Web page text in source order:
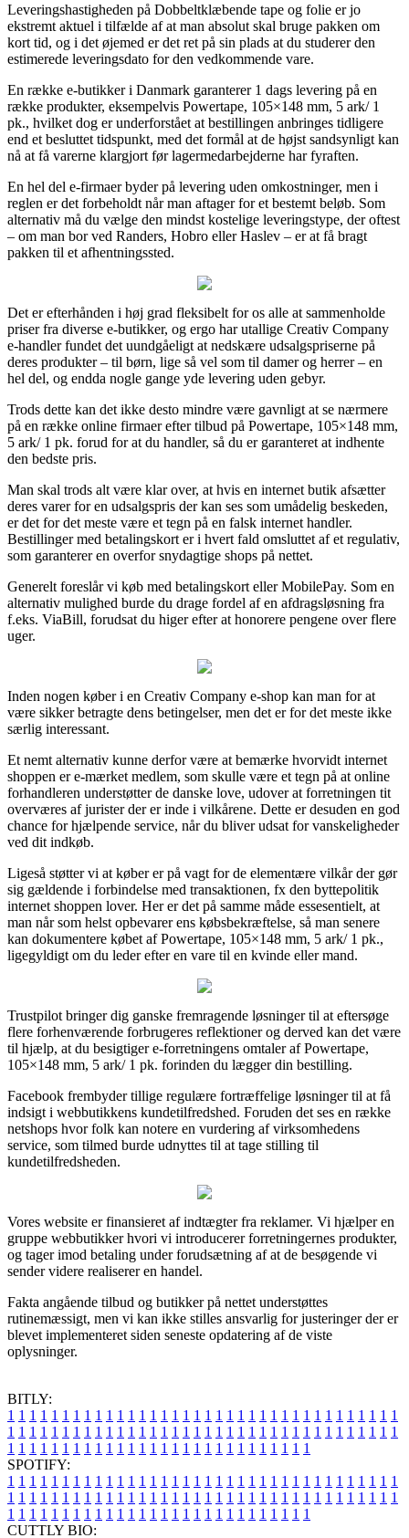
Leveringshastigheden på Dobbeltklæbende tape og folie er jo
ekstremt aktuel i tilfælde af at man absolut skal bruge pakken om
kort tid, og i det øjemed er det ret på sin plads at du studerer den
estimerede leveringsdato for den vedkommende vare.
En række e-butikker i Danmark garanterer 1 dags levering på en
række produkter, eksempelvis Powertape, 105×148 mm, 5 ark/ 1
pk., hvilket dog er underforstået at bestillingen anbringes tidligere
end et besluttet tidspunkt, med det formål at de højst sandsynligt kan
nå at få varerne klargjort før lagermedarbejderne har fyraften.
En hel del e-firmaer byder på levering uden omkostninger, men i
reglen er det forbeholdt når man aftager for et bestemt beløb. Som
alternativ må du vælge den mindst kostelige leveringstype, der oftest
– om man bor ved Randers, Hobro eller Haslev – er at få bragt
pakken til et afhentningssted.
Det er efterhånden i høj grad fleksibelt for os alle at sammenholde
priser fra diverse e-butikker, og ergo har utallige Creativ Company
e-handler fundet det uundgåeligt at nedskære udsalgspriserne på
deres produkter – til børn, lige så vel som til damer og herrer – en
hel del, og endda nogle gange yde levering uden gebyr.
Trods dette kan det ikke desto mindre være gavnligt at se nærmere
på en række online firmaer efter tilbud på Powertape, 105×148 mm,
5 ark/ 1 pk. forud for at du handler, så du er garanteret at indhente
den bedste pris.
Man skal trods alt være klar over, at hvis en internet butik afsætter
deres varer for en udsalgspris der kan ses som umådelig beskeden,
er det for det meste være et tegn på en falsk internet handler.
Bestillinger med betalingskort er i hvert fald omsluttet af et regulativ,
som garanterer en overfor snydagtige shops på nettet.
Generelt foreslår vi køb med betalingskort eller MobilePay. Som en
alternativ mulighed burde du drage fordel af en afdragsløsning fra
f.eks. ViaBill, forudsat du higer efter at honorere pengene over flere
uger.
Inden nogen køber i en Creativ Company e-shop kan man for at
være sikker betragte dens betingelser, men det er for det meste ikke
særlig interessant.
Et nemt alternativ kunne derfor være at bemærke hvorvidt internet
shoppen er e-mærket medlem, som skulle være et tegn på at online
forhandleren understøtter de danske love, udover at forretningen tit
overværes af jurister der er inde i vilkårene. Dette er desuden en god
chance for hjælpende service, når du bliver udsat for vanskeligheder
ved dit indkøb.
Ligeså støtter vi at køber er på vagt for de elementære vilkår der gør
sig gældende i forbindelse med transaktionen, fx den byttepolitik
internet shoppen lover. Her er det på samme måde essesentielt, at
man når som helst opbevarer ens købsbekræftelse, så man senere
kan dokumentere købet af Powertape, 105×148 mm, 5 ark/ 1 pk.,
ligegyldigt om du leder efter en vare til en kvinde eller mand.
Trustpilot bringer dig ganske fremragende løsninger til at eftersøge
flere forhenværende forbrugeres reflektioner og derved kan det være
til hjælp, at du besigtiger e-forretningens omtaler af Powertape,
105×148 mm, 5 ark/ 1 pk. forinden du lægger din bestilling.
Facebook frembyder tillige regulære fortræffelige løsninger til at få
indsigt i webbutikkens kundetilfredshed. Foruden det ses en række
netshops hvor folk kan notere en vurdering af virksomhedens
service, som tilmed burde udnyttes til at tage stilling til
kundetilfredsheden.
Vores website er finansieret af indtægter fra reklamer. Vi hjælper en
gruppe webbutikker hvori vi introducerer forretningernes produkter,
og tager imod betaling under forudsætning af at de besøgende vi
sender videre realiserer en handel.
Fakta angående tilbud og butikker på nettet understøttes
rutinemæssigt, men vi kan ikke stilles ansvarlig for justeringer der er
blevet implementeret siden seneste opdatering af de viste
oplysninger.
BITLY:
1 1 1 1 1 1 1 1 1 1 1 1 1 1 1 1 1 1 1 1 1 1 1 1 1 1 1 1 1 1 1 1 1 1 1 1
1 1 1 1 1 1 1 1 1 1 1 1 1 1 1 1 1 1 1 1 1 1 1 1 1 1 1 1 1 1 1 1 1 1 1 1
1 1 1 1 1 1 1 1 1 1 1 1 1 1 1 1 1 1 1 1 1 1 1 1 1 1 1 1
SPOTIFY:
1 1 1 1 1 1 1 1 1 1 1 1 1 1 1 1 1 1 1 1 1 1 1 1 1 1 1 1 1 1 1 1 1 1 1 1
1 1 1 1 1 1 1 1 1 1 1 1 1 1 1 1 1 1 1 1 1 1 1 1 1 1 1 1 1 1 1 1 1 1 1 1
1 1 1 1 1 1 1 1 1 1 1 1 1 1 1 1 1 1 1 1 1 1 1 1 1 1 1 1
CUTTLY BIO: